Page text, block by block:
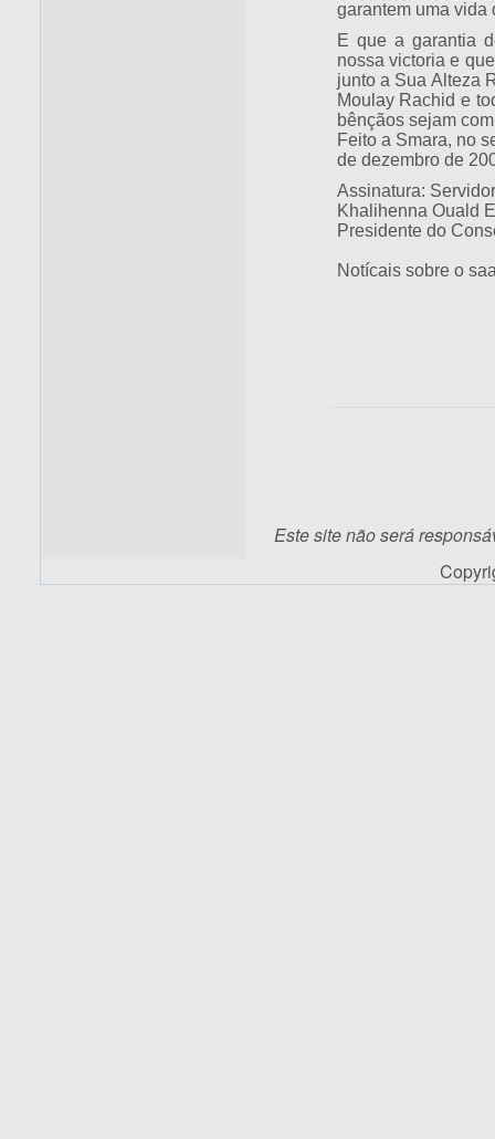
garantem uma vida
E que a garantia
nossa victoria e
junto a Sua Alteza
Moulay Rachid e
bênçãos sejam
Feito a Smara, no
de dezembro de
Assinatura:
Khalihenna Ouald
Presidente do
Notícais sobre o
Este site não será